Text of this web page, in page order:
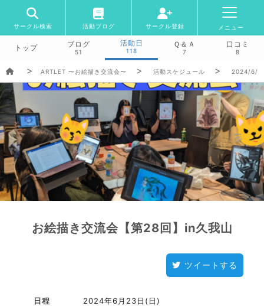
サークル検索 活動ブログ サークル登録 メニュー
トップ ブログ
51
活動日
118
Ｑ＆Ａ
7
口コミ
8
ARTLET 〜お絵描き交流会〜 活動スケジュール 2024/6/
お絵描き交流会【第28回】in久我山
ツイートする
日程 2024年6月23日(日)